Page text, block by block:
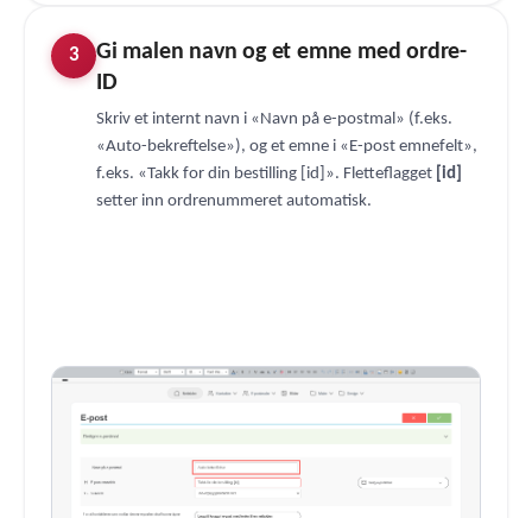
3
Gi malen navn og et emne med ordre-
ID
Skriv et internt navn i «Navn på e-postmal» (f.eks.
«Auto-bekreftelse»), og et emne i «E-post emnefelt»,
f.eks. «Takk for din bestilling [id]». Fletteflagget [id]
setter inn ordrenummeret automatisk.